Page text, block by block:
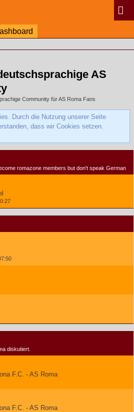
AS
Community für AS Roma Fans
Durch die Nutzung unserer Seite
dass wir Cookies setzen.
romazone members but don't speak German
diskutiert.
F.C. - AS Roma
F.C. - AS Roma